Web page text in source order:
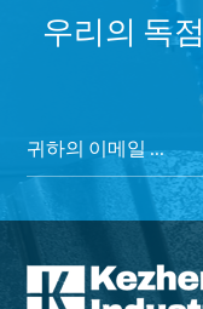
우리의 독